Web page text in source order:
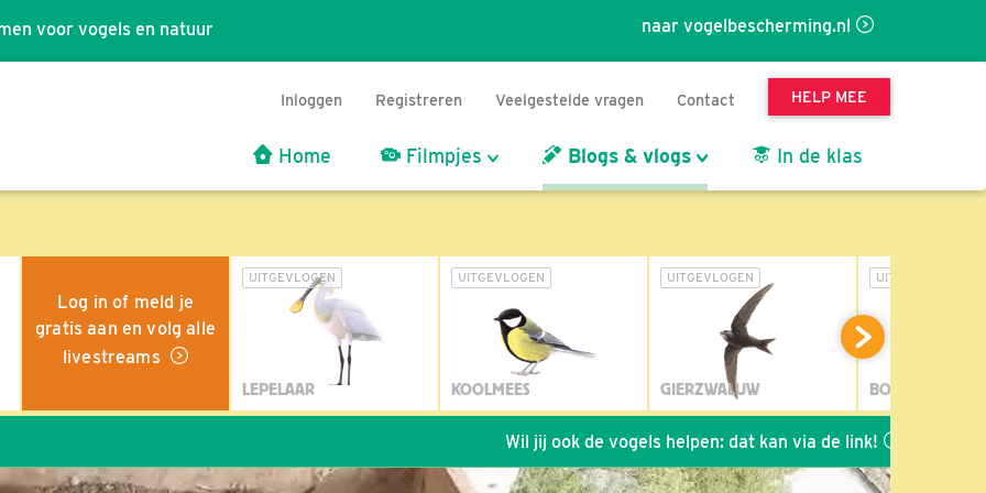
naar vogelbescherming.nl
voor vogels en natuur
Inloggen Registreren Veelgestelde vragen Contact HELP MEE
Home Filmpjes Blogs & vlogs In de klas
Log in of meld je
gratis aan en volg alle
livestreams
UITGEVLOGEN
LEPELAAR
UITGEVLOGEN
KOOLMEES
UITGEVLOGEN
GIERZWALUW
UITGEVLOGEN
BOSUIL
Wil jij ook de vogels helpen: dat kan via de link! *Seizoen 2026